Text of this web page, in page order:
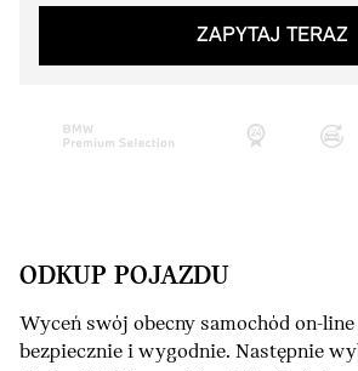
ZAPYTAJ TERAZ
ODKUP POJAZDU
Wyceń swój obecny samochód on-line
bezpiecznie i wygodnie. Następnie